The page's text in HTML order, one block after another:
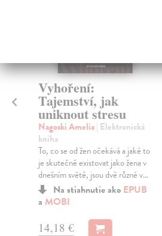
Vyhoření:
Tajemství, jak
uniknout stresu
Nagoski Amelia| Elektronická
kniha
To, co se od žen očekává a jaké to
je skutečně existovat jako žena v
dnešním světě, jsou dvě různé v...
Na stiahnutie ako EPUB
a MOBI
14,18 €